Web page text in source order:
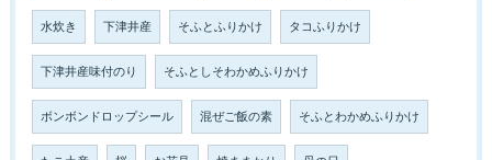
水炊き 下津井産 そふとふりかけ タコふりかけ
下津井産味付のり そふとしそわかめふりかけ
ボンボンドロップシール 混ぜご飯の素 そふとわかめふりかけ